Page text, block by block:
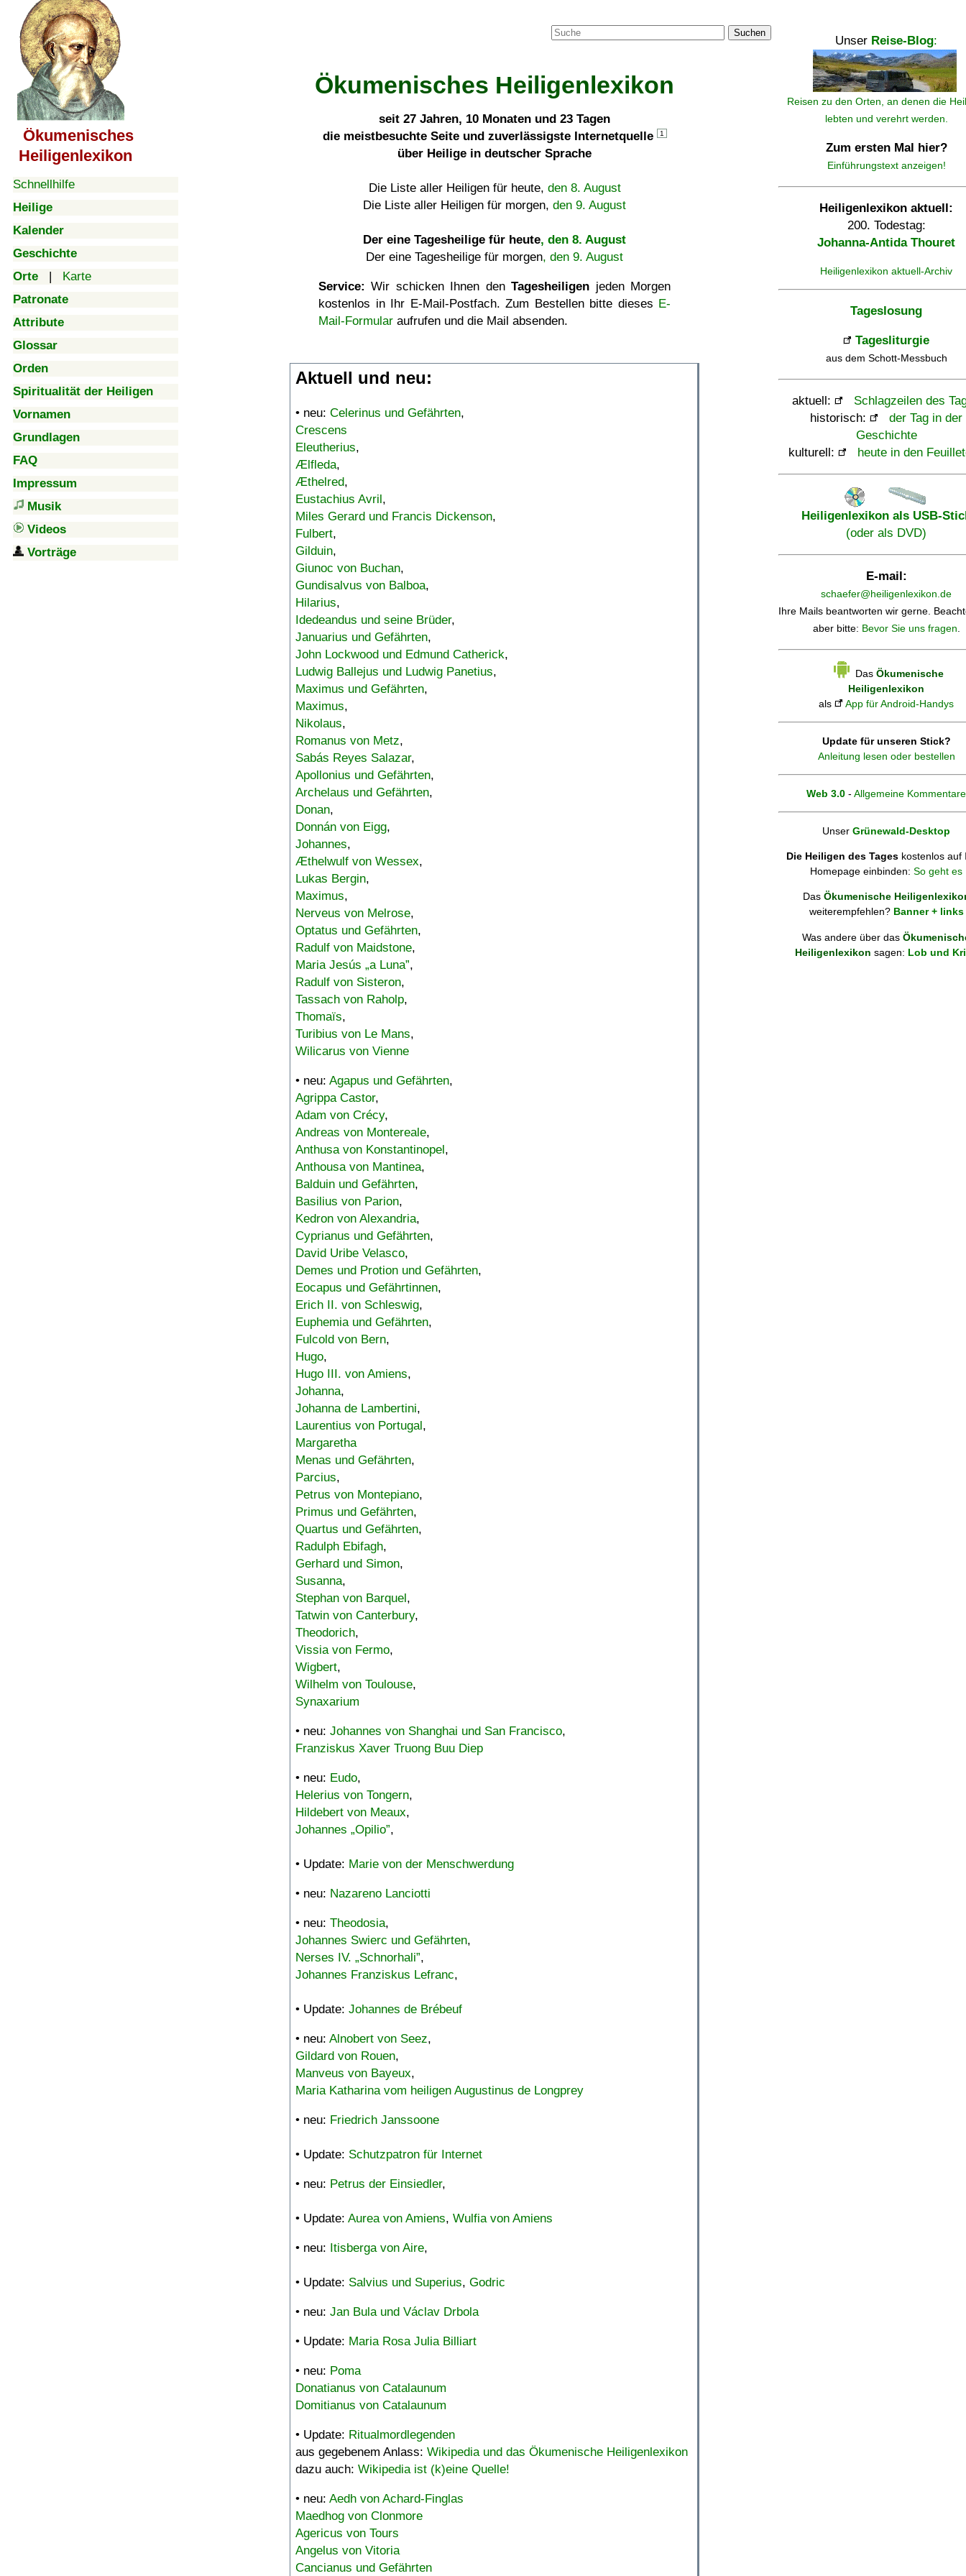
Ökumenisches
Heiligenlexikon
Schnellhilfe
Heilige
Kalender
Geschichte
Orte | Karte
Patronate
Attribute
Glossar
Orden
Spiritualität der Heiligen
Vornamen
Grundlagen
FAQ
Impressum
Musik
Videos
Vorträge
Suchen
Ökumenisches Heiligenlexikon
seit 27 Jahren, 10 Monaten und 23 Tagen
die meistbesuchte Seite und zuverlässigste Internetquelle
1
über Heilige in deutscher Sprache
Die Liste aller Heiligen für heute, den 8. August
Die Liste aller Heiligen für morgen, den 9. August
Der eine Tagesheilige für heute, den 8. August
Der eine Tagesheilige für morgen, den 9. August
Service: Wir schicken Ihnen denTagesheiligen jeden Morgen
kostenlos in Ihr E-Mail-Postfach. Zum Bestellen bitte dieses E-
Mail-Formular aufrufen und die Mail absenden.
Aktuell und neu:
• neu: Celerinus und Gefährten,
Crescens
Eleutherius,
Ælfleda,
Æthelred,
Eustachius Avril,
Miles Gerard und Francis Dickenson,
Fulbert,
Gilduin,
Giunoc von Buchan,
Gundisalvus von Balboa,
Hilarius,
Idedeandus und seine Brüder,
Januarius und Gefährten,
John Lockwood und Edmund Catherick,
Ludwig Ballejus und Ludwig Panetius,
Maximus und Gefährten,
Maximus,
Nikolaus,
Romanus von Metz,
Sabás Reyes Salazar,
Apollonius und Gefährten,
Archelaus und Gefährten,
Donan,
Donnán von Eigg,
Johannes,
Æthelwulf von Wessex,
Lukas Bergin,
Maximus,
Nerveus von Melrose,
Optatus und Gefährten,
Radulf von Maidstone,
Maria Jesús „a Luna”,
Radulf von Sisteron,
Tassach von Raholp,
Thomaïs,
Turibius von Le Mans,
Wilicarus von Vienne
• neu: Agapus und Gefährten,
Agrippa Castor,
Adam von Crécy,
Andreas von Montereale,
Anthusa von Konstantinopel,
Anthousa von Mantinea,
Balduin und Gefährten,
Basilius von Parion,
Kedron von Alexandria,
Cyprianus und Gefährten,
David Uribe Velasco,
Demes und Protion und Gefährten,
Eocapus und Gefährtinnen,
Erich II. von Schleswig,
Euphemia und Gefährten,
Fulcold von Bern,
Hugo,
Hugo III. von Amiens,
Johanna,
Johanna de Lambertini,
Laurentius von Portugal,
Margaretha
Menas und Gefährten,
Parcius,
Petrus von Montepiano,
Primus und Gefährten,
Quartus und Gefährten,
Radulph Ebifagh,
Gerhard und Simon,
Susanna,
Stephan von Barquel,
Tatwin von Canterbury,
Theodorich,
Vissia von Fermo,
Wigbert,
Wilhelm von Toulouse,
Synaxarium
• neu: Johannes von Shanghai und San Francisco,
Franziskus Xaver Truong Buu Diep
• neu: Eudo,
Helerius von Tongern,
Hildebert von Meaux,
Johannes „Opilio”,
• Update: Marie von der Menschwerdung
• neu: Nazareno Lanciotti
• neu: Theodosia,
Johannes Swierc und Gefährten,
Nerses IV. „Schnorhali”,
Johannes Franziskus Lefranc,
• Update: Johannes de Brébeuf
• neu: Alnobert von Seez,
Gildard von Rouen,
Manveus von Bayeux,
Maria Katharina vom heiligen Augustinus de Longprey
• neu: Friedrich Janssoone
• Update: Schutzpatron für Internet
• neu: Petrus der Einsiedler,
• Update: Aurea von Amiens, Wulfia von Amiens
• neu: Itisberga von Aire,
• Update: Salvius und Superius, Godric
• neu: Jan Bula und Václav Drbola
• Update: Maria Rosa Julia Billiart
• neu: Poma
Donatianus von Catalaunum
Domitianus von Catalaunum
• Update: Ritualmordlegenden
aus gegebenem Anlass: Wikipedia und das Ökumenische Heiligenlexikon
dazu auch: Wikipedia ist (k)eine Quelle!
• neu: Aedh von Achard-Finglas
Maedhog von Clonmore
Agericus von Tours
Angelus von Vitoria
Cancianus und Gefährten
Unser Reise-Blog:
Reisen zu den Orten, an denen die
lebten und verehrt werden.
Zum ersten Mal hier?
Einführungstext anzeigen!
Heiligenlexikon aktuell:
200. Todestag:
Johanna-Antida Thouret
Heiligenlexikon aktuell-Archiv
Tageslosung
Tagesliturgie
aus dem Schott-Messbuch
aktuell:
Schlagzeilen des
historisch:
der Tag in der
Geschichte
kulturell:
heute in den
Heiligenlexikon als USB-
(oder als DVD)
E-mail:
schaefer@heiligenlexikon.de
Ihre Mails beantworten wir gerne.
aber bitte: Bevor Sie uns fragen.
Das Ökumenische
Heiligenlexikon
als
App für Android-Handys
Update für unseren Stick?
Anleitung lesen oder bestellen
Web 3.0 - Allgemeine Kommentare
Unser Grünewald-Desktop
Die Heiligen des Tages kostenlos auf
Homepage einbinden: So geht es
Das Ökumenische
weiterempfehlen? Banner + links
Was andere über das
Heiligenlexikon sagen: Lob und